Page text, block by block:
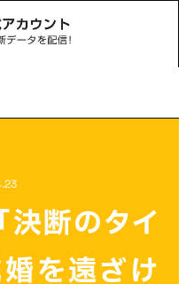
決断のタイ
婚を遠ざけ